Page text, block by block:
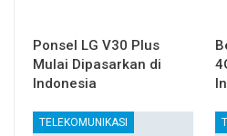
Ponsel LG V30 Plus
Mulai Dipasarkan di
Indonesia
TELEKOMUNIKASI